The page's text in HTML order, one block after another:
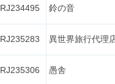
RJ234495 鈴の音
RJ235283 異世界旅行代理
RJ235306 愚舎